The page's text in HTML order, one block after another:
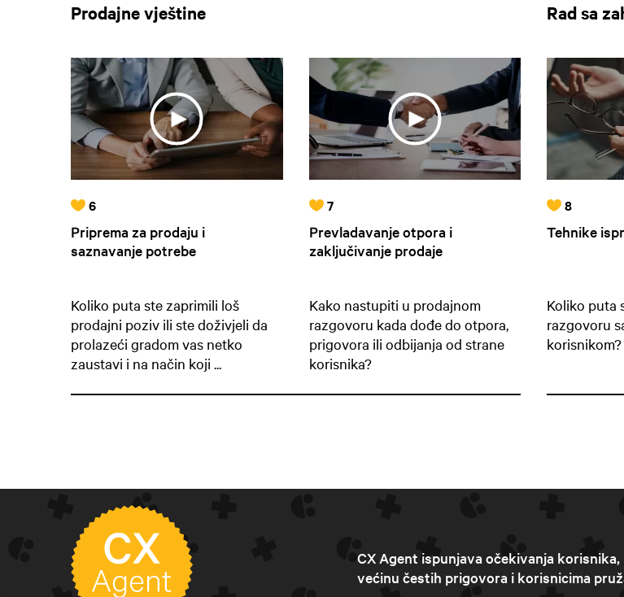
Prodajne vještine
6
Priprema za prodaju i
saznavanje potrebe
Koliko puta ste zaprimili loš
prodajni poziv ili ste doživjeli da
prolazeći gradom vas netko
zaustavi i na način koji ...
7
Prevladavanje otpora i
zaključivanje prodaje
Kako nastupiti u prodajnom
razgovoru kada dođe do otpora,
prigovora ili odbijanja od strane
korisnika?
Rad sa
8
Tehnike
Koliko puta
razgovoru
korisnikom?
CX Agent ispunjava očekivanja
većinu čestih prigovora i korisnicima